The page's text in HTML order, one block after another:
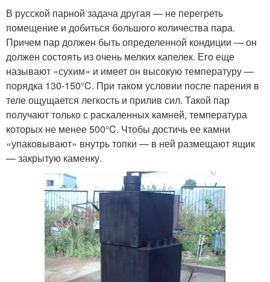
В русской парной задача другая — не перегреть
помещение и добиться большого количества пара.
Причем пар должен быть определенной кондиции — он
должен состоять из очень мелких капелек. Его еще
называют «сухим» и имеет он высокую температуру —
порядка 130-150°C. При таком условии после парения в
теле ощущается легкость и прилив сил. Такой пар
получают только с раскаленных камней, температура
которых не менее 500°C. Чтобы достичь ее камни
«упаковывают» внутрь топки — в ней размещают ящик
— закрытую каменку.